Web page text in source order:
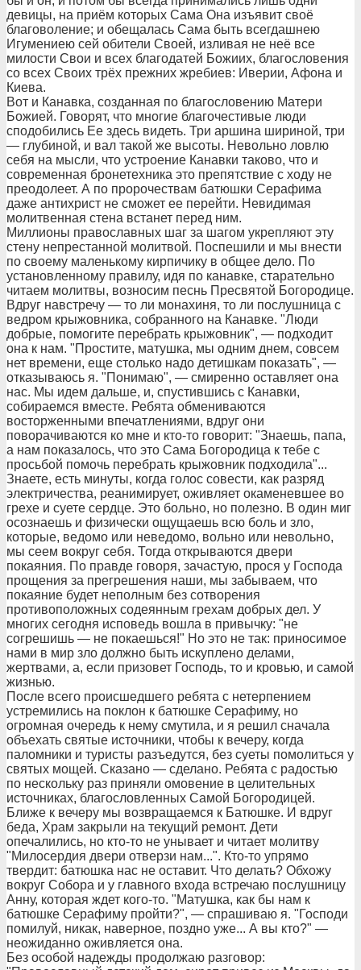
девицы, на приём которых Сама Она изъявит своё
благоволение; и обещалась Сама быть всегдашнею
Игумениею сей обители Своей, изливая не неё все
милости Свои и всех благодатей Божиих, благословения
со всех Своих трёх прежних жребиев: Иверии, Афона и
Киева.
Вот и Канавка, созданная по благословению Матери
Божией. Говорят, что многие благочестивые люди
сподобились Ее здесь видеть. Три аршина шириной, три
— глубиной, и вал такой же высоты. Невольно ловлю
себя на мысли, что устроение Канавки таково, что и
современная бронетехника это препятствие с ходу не
преодолеет. А по пророчествам батюшки Серафима
даже антихрист не сможет ее перейти. Невидимая
молитвенная стена встанет перед ним.
Миллионы православных шаг за шагом укрепляют эту
стену непрестанной молитвой. Поспешили и мы внести
по своему маленькому кирпичику в общее дело. По
установленному правилу, идя по канавке, старательно
читаем молитвы, возносим песнь Пресвятой Богородице.
Вдруг навстречу — то ли монахиня, то ли послушница с
ведром крыжовника, собранного на Канавке. "Люди
добрые, помогите перебрать крыжовник", — подходит
она к нам. "Простите, матушка, мы одним днем, совсем
нет времени, еще столько надо детишкам показать", —
отказываюсь я. "Понимаю", — смиренно оставляет она
нас. Мы идем дальше, и, спустившись с Канавки,
собираемся вместе. Ребята обмениваются
восторженными впечатлениями, вдруг они
поворачиваются ко мне и кто-то говорит: "Знаешь, папа,
а нам показалось, что это Сама Богородица к тебе с
просьбой помочь перебрать крыжовник подходила"...
Знаете, есть минуты, когда голос совести, как разряд
электричества, реанимирует, оживляет окаменевшее во
грехе и суете сердце. Это больно, но полезно. В один миг
осознаешь и физически ощущаешь всю боль и зло,
которые, ведомо или неведомо, вольно или невольно,
мы сеем вокруг себя. Тогда открываются двери
покаяния. По правде говоря, зачастую, прося у Господа
прощения за прегрешения наши, мы забываем, что
покаяние будет неполным без сотворения
противоположных содеянным грехам добрых дел. У
многих сегодня исповедь вошла в привычку: "не
согрешишь — не покаешься!" Но это не так: приносимое
нами в мир зло должно быть искуплено делами,
жертвами, а, если призовет Господь, то и кровью, и самой
жизнью.
После всего происшедшего ребята с нетерпением
устремились на поклон к батюшке Серафиму, но
огромная очередь к нему смутила, и я решил сначала
объехать святые источники, чтобы к вечеру, когда
паломники и туристы разъедутся, без суеты помолиться у
святых мощей. Сказано — сделано. Ребята с радостью
по нескольку раз приняли омовение в целительных
источниках, благословленных Самой Богородицей.
Ближе к вечеру мы возвращаемся к Батюшке. И вдруг
беда, Храм закрыли на текущий ремонт. Дети
опечалились, но кто-то не унывает и читает молитву
"Милосердия двери отверзи нам...". Кто-то упрямо
твердит: батюшка нас не оставит. Что делать? Обхожу
вокруг Собора и у главного входа встречаю послушницу
Анну, которая ждет кого-то. "Матушка, как бы нам к
батюшке Серафиму пройти?", — спрашиваю я. "Господи
помилуй, никак, наверное, поздно уже... А вы кто?" —
неожиданно оживляется она.
Без особой надежды продолжаю разговор: